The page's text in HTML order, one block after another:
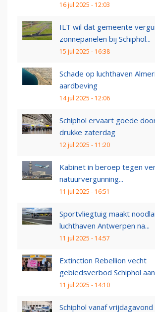
16 jul 2025 - 12:03
ILT wil dat gemeente
zonnepanelen bij Schiphol...
15 jul 2025 - 16:38
Schade op luchthaven
aardbeving
14 jul 2025 - 12:06
Schiphol ervaart goede
drukke zaterdag
12 jul 2025 - 11:20
Kabinet in beroep tegen
natuurvergunning...
11 jul 2025 - 16:51
Sportvliegtuig maakt
luchthaven Antwerpen na...
11 jul 2025 - 14:57
Extinction Rebellion vecht
gebiedsverbod Schiphol
11 jul 2025 - 14:10
Schiphol vanaf